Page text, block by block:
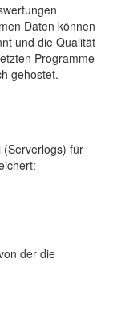
Daten können
und die Qualität
Programme
gehostet.
für
der die